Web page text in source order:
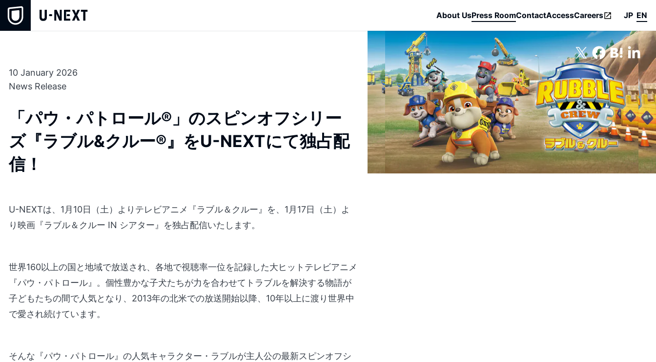
About UsPress RoomContactAccessCareers JP EN
10 January 2026
News Release
「パウ・パトロール®」のスピンオフシリー
ズ『ラブル&クルー®』をU-NEXTにて独占配
信！
U-NEXTは、1月10日（土）よりテレビアニメ『ラブル＆クルー』を、1月17日（土）よ
り映画『ラブル＆クルー IN シアター』を独占配信いたします。
世界160以上の国と地域で放送され、各地で視聴率一位を記録した大ヒットテレビアニメ
『パウ・パトロール』。個性豊かな子犬たちが力を合わせてトラブルを解決する物語が
子どもたちの間で人気となり、2013年の北米での放送開始以降、10年以上に渡り世界中
で愛され続けています。
そんな『パウ・パトロール』の人気キャラクター・ラブルが主人公の最新スピンオフシ